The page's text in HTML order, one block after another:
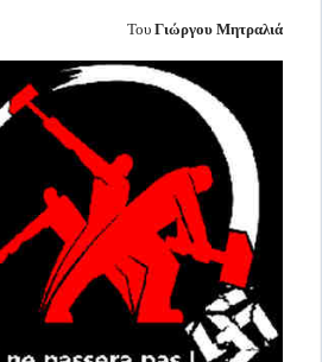
Του Γιώργου Μητραλιά